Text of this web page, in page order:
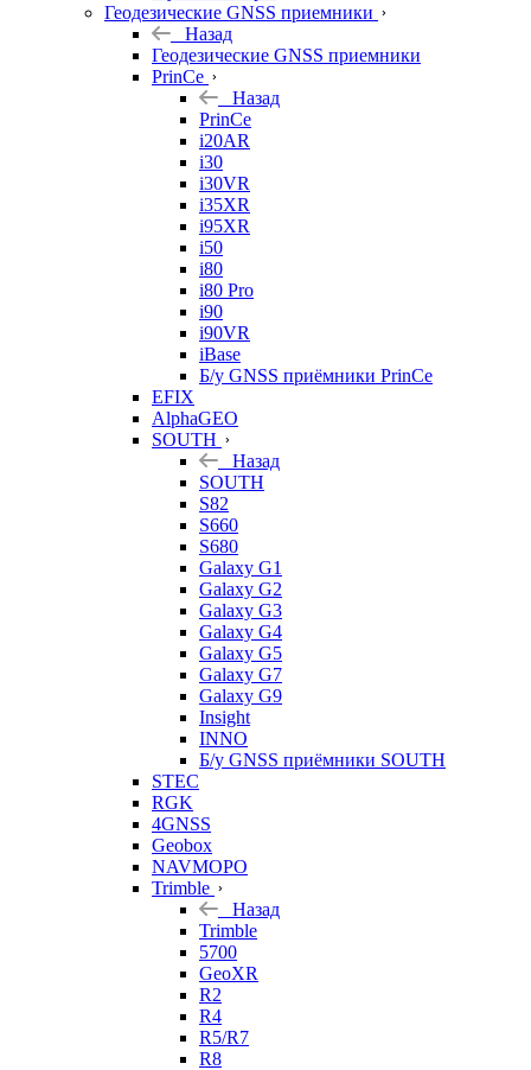
Геодезические GNSS приемники
Назад
Геодезические GNSS приемники
PrinCe
Назад
PrinCe
i20AR
i30
i30VR
i35XR
i95XR
i50
i80
i80 Pro
i90
i90VR
iBase
Б/у GNSS приёмники PrinCe
EFIX
AlphaGEO
SOUTH
Назад
SOUTH
S82
S660
S680
Galaxy G1
Galaxy G2
Galaxy G3
Galaxy G4
Galaxy G5
Galaxy G7
Galaxy G9
Insight
INNO
Б/у GNSS приёмники SOUTH
STEC
RGK
4GNSS
Geobox
NAVMOPO
Trimble
Назад
Trimble
5700
GeoXR
R2
R4
R5/R7
R8